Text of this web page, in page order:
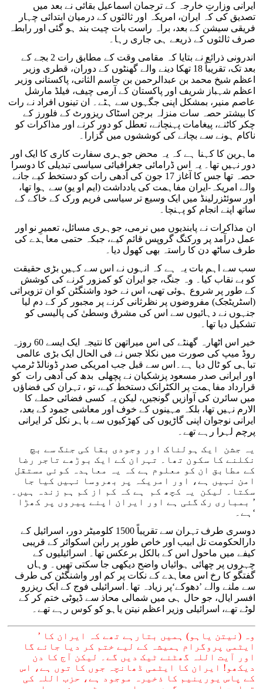
ایرانی وزارتِ خارجہ کے ترجمان اسماعیل بقائی نے بعد میں
تصدیق کی کہ ایران، امریکہ اور ثالثوں کے درمیان ابتدائی چہار
فریقی سیشن کے بعد، براہ راست بات چیت بند ہو گئی اور رابطہ
صرف ثالثوں کے ذریعے ہی جاری رہا۔
اندرونی ذرائع نے بتایا کہ مقامی وقت کے مطابق رات 2 بجے کے
بعد تک، تقریباً 18 تھکا دینے والے گھنٹوں کے دوران، قطری وزیر
اعظم شیخ محمد بن عبدالرحمن بن جاسم الثانی، پاکستانی وزیر
اعظم شہباز شریف اور پاکستان کے آرمی چیف، فیلڈ مارشل
عاصم منیر، بمشکل اپنی جگہوں سے ہٹے۔ ان تینوں افراد نے رات
کا بیشتر حصہ سات منزلہ برجن اسٹاک ریزورٹ کے فلورز کے
چکر کاٹنے، پیغامات پہنچانے، تعطل کو دور کرنے اور مذاکرات کو
ناکام ہونے سے بچانے کی کوششوں میں گزارا۔
ماہرین کا کہنا ہے کہ یہ محض جوہری سفارت کاری کا ایک اور
دور نہیں تھا۔ یہ اس ڈرامائی جغرافیائی سیاسی تبدیلی کا دوسرا
حصہ تھا جس کا آغاز 17 جون کی آدھی رات کو دستخط کیے جانے
والے امریکہ-ایران مفاہمت کی یادداشت (ایم او یو) سے ہوا تھا،
اور سوئٹزرلینڈ میں ایک وسیع تر سیاسی فریم ورک کے خاکے کے
ساتھ اپنے انجام کو پہنچا۔
ان مذاکرات نے پابندیوں میں نرمی، جوہری مسائل، تعمیرِ نو اور
عمل درآمد پر ورکنگ گروپس قائم کیے، جبکہ حتمی معاہدے کی
طرف ساٹھ دن کا راستہ بھی کھول دیا۔
سب سے اہم بات یہ ہے کہ انہوں نے اس سے کہیں بڑی حقیقت
کو بے نقاب کیا۔ وہ جنگ، جو ایران کو کمزور کرنے کی کوشش
کے طور پر شروع ہوئی تھی، اس نے خود واشنگٹن کو ان تزویراتی
(اسٹریٹجک) مفروضوں پر نظرثانی کرنے پر مجبور کر کے دم لیا
جنہوں نے دہائیوں سے اس کی مشرق وسطیٰ کی پالیسی کو
تشکیل دیا تھا۔
خیر اس اٹھارہ گھنٹے کی اس میراتھن کا نتیجہ ایک ایسے 60 روزہ
روڈ میپ کی صورت میں نکلا جس نے فی الحال ایک بڑی عالمی
تباہی کو ٹال دیا ہے۔اس سے قبل جب امریکی صدر ڈونالڈ ٹرمپ
اور ایرانی صدر مسعود پزشکیان نے پچھلی بدھ کی آدھی رات کو
قرارداد مفاہمت پر الکٹرانک دستخط کیے، تو ، تہران کی فضاؤں
میں سائرن کی آوازیں گونجیں، لیکن یہ کسی فضائی حملے کا
الارم نہیں تھا، بلکہ مہینوں کے خوف اور معاشی جمود کے بعد،
ایرانی نوجوان اپنی گاڑیوں کی کھڑکیوں سے باہر نکل کر ایرانی
پرچم لہرا رہے تھے۔
یہ جشن ایک ہولناک اور وجودی بقا کی جنگ سے بچ
نکلنے کا سکون تھا۔ تہران کے ایک بوڑھے تاجر رضا
کے مطابق ان کو معلوم ہے کہ یہ معاہدہ کوئی مستقل
امن نہیں ہے، اور امریکہ پر بھروسا نہیں کیا جا
سکتا۔ لیکن یہ کچھ کم ہے کہ کم از کم ہم زندہ ہیں۔
’ بمباری رک گئی ہے اور ایران اپنے پیروں پر کھڑا
ہے۔‘
دارالحکومت تل ابیب اور خاص طور پر رابن اسکوائر کے قریبی
کیفے میں ماحول اس کے بالکل برعکس تھا۔ اسرائیلیوں کے
چہروں پر چھائی ہوائیاں واضح دیکھی جا سکتی تھیں۔ وہاں
گفتگو کا رخ اس معاہدے کے نکات پر کم اور واشنگٹن کی طرف
سے ملنے والے ’دھوکے‘پر زیادہ تھا۔اسرائیلی فوج کے ایک ریزرو
افسر ایال، جو حال ہی میں شمالی محاذ سے ڈیوٹی ختم کر کے
لوٹے تھے، اسرائیلی وزیر اعظم نیتن یاہو کو کوس رہے تھے۔
’ وہ (نیتن یاہو) ہمیں بتارہے تھے کہ ایران کا
ایٹمی پروگرام ہمیشہ کے لیے ختم کر دیا جائے گا
اور آیت اللہ گھٹنے ٹیک دیں گے۔ لیکن آج کا دن
دیکھو! ایران کا ایٹمی ڈھانچہ جوں کا توں ہے، اس
کے پاس یورینیم کا ذخیرہ موجود ہے، حزب اللہ کی